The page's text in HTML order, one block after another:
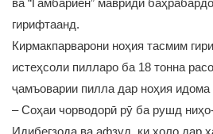
ва “Гамбариён” мавриди
гирифтаанд.
Кирмакпарварони ноҳия тасмим
истеҳсоли пилларо ба 18 тонна
ҷамъоварии пилла дар ноҳия идома
– Соҳаи чорводорӣ рӯ ба рушд
Идибегзода ва афзуд, ки ҳоло дар